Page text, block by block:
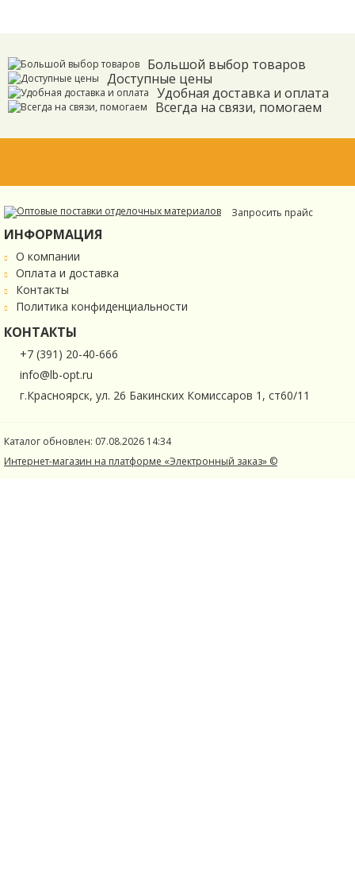
Большой выбор товаров
Доступные цены
Удобная доставка и оплата
Всегда на связи, помогаем
Запросить прайс
ИНФОРМАЦИЯ
О компании
Оплата и доставка
Контакты
Политика конфиденциальности
КОНТАКТЫ
+7 (391) 20-40-666
info@lb-opt.ru
г.Красноярск, ул. 26 Бакинских Комиссаров 1, ст60/11
Каталог обновлен: 07.08.2026 14:34
Интернет-магазин на платформе «Электронный заказ» ©